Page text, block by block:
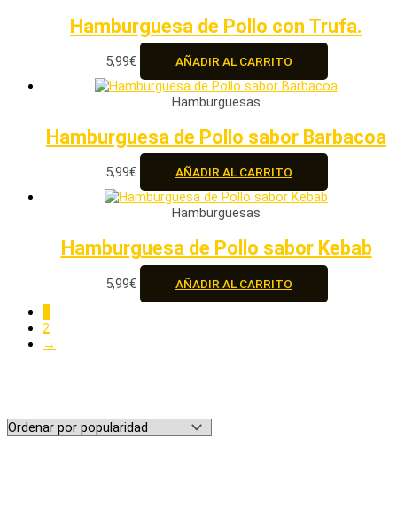
Hamburguesa de Pollo con Trufa.
5,99€ AÑADIR AL CARRITO
Hamburguesas
Hamburguesa de Pollo sabor Barbacoa
5,99€ AÑADIR AL CARRITO
Hamburguesas
Hamburguesa de Pollo sabor Kebab
5,99€ AÑADIR AL CARRITO
2
→